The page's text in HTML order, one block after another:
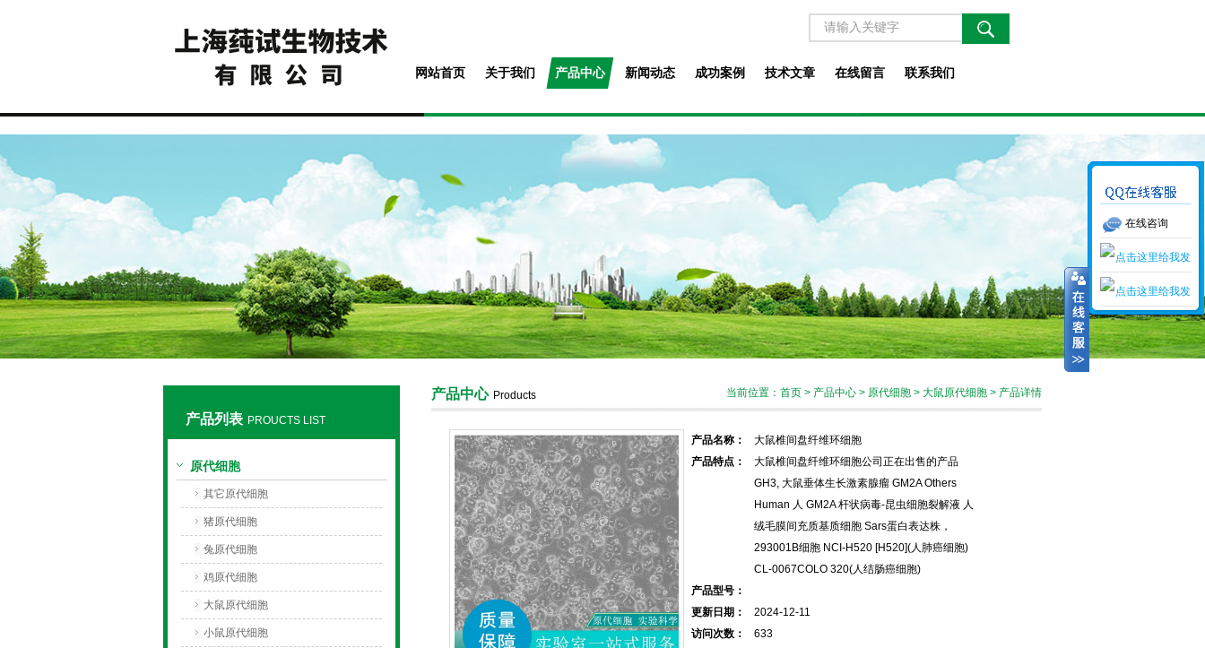
网站首页 关于我们 产品中心 新闻动态 成功案例 技术文章 在线留言 联系我们
产品列表 PROUCTS LIST
原代细胞
其它原代细胞
猪原代细胞
兔原代细胞
鸡原代细胞
大鼠原代细胞
小鼠原代细胞
产品中心 Products 当前位置： 首页 > 产品中心 > 原代细胞 > 大鼠原代细胞 > 产品详情
产品名称：
大鼠椎间盘纤维环细胞
产品特点：
大鼠椎间盘纤维环细胞公司正在出售的产品
GH3, 大鼠垂体生长激素腺瘤 GM2A Others
Human 人 GM2A 杆状病毒-昆虫细胞裂解液 人
绒毛膜间充质基质细胞 Sars蛋白表达株，
293001B细胞 NCI-H520 [H520](人肺癌细胞)
CL-0067COLO 320(人结肠癌细胞)
产品型号：
更新日期：
2024-12-11
访问次数：
633
在线咨询